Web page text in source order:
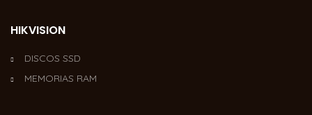
HIKVISION
DISCOS SSD
MEMORIAS RAM